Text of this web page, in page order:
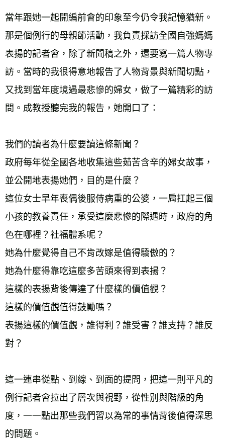
當年跟她一起開編前會的印象至今仍令我記憶猶新。
那是個例行的母親節活動，我負責採訪全國自強媽媽
表揚的記者會，除了新聞稿之外，還要寫一篇人物專
訪。當時的我很得意地報告了人物背景與新聞切點，
又找到當年度境遇最悲慘的婦女，做了一篇精彩的訪
問。成教授聽完我的報告，她開口了：
我們的讀者為什麼要讀這條新聞？
政府每年從全國各地收集這些茹苦含辛的婦女故事，
並公開地表揚她們，目的是什麼？
這位女士早年喪偶後服侍病重的公婆，一肩扛起三個
小孩的教養責任，承受這麼悲慘的際遇時，政府的角
色在哪裡？社福體系呢？
她為什麼覺得自己不肯改嫁是值得驕傲的？
她為什麼得靠吃這麼多苦頭來得到表揚？
這樣的表揚背後傳達了什麼樣的價值觀？
這樣的價值觀值得鼓勵嗎？
表揚這樣的價值觀，誰得利？誰受害？誰支持？誰反
對？
這一連串從點、到線、到面的提問，把這一則平凡的
例行記者會拉出了層次與視野，從性別與階級的角
度，一一點出那些我們習以為常的事情背後值得深思
的問題。